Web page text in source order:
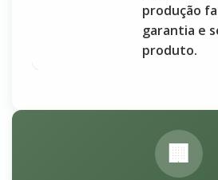
produção
garantia e
produto.